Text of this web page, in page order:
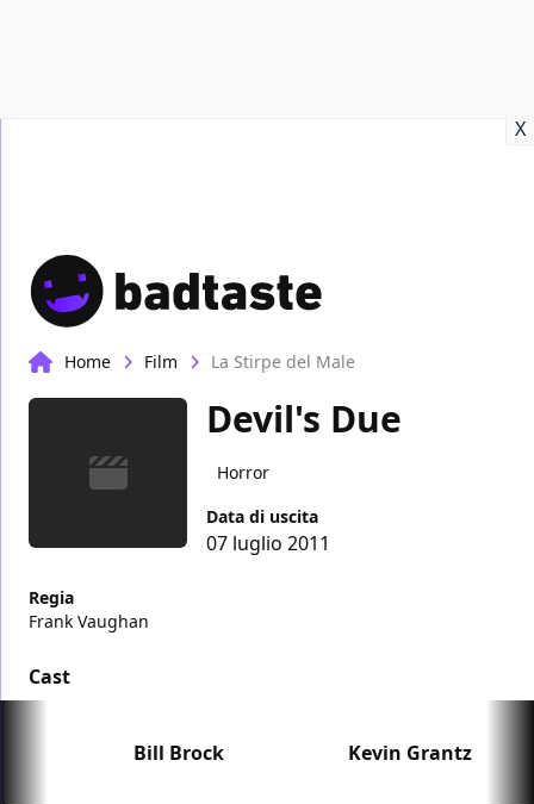
X
Home Film La Stirpe del Male
Devil's Due
Horror
Data di uscita
07 luglio 2011
Regia
Frank Vaughan
Cast
Bill Brock Kevin Grantz